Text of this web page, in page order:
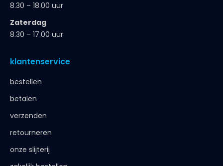
8.30 – 18.00 uur
Zaterdag
8.30 – 17.00 uur
klantenservice
bestellen
betalen
verzenden
retourneren
onze slijterij